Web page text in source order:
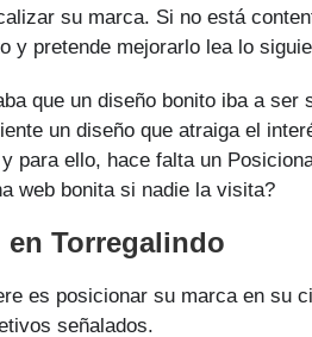
su marca. Si no está
y pretende mejorarlo lea lo
que un diseño bonito iba a
un diseño que atraiga el
para ello, hace falta un
web bonita si nadie la visita?
en Torregalindo
es posicionar su marca en su
señalados.